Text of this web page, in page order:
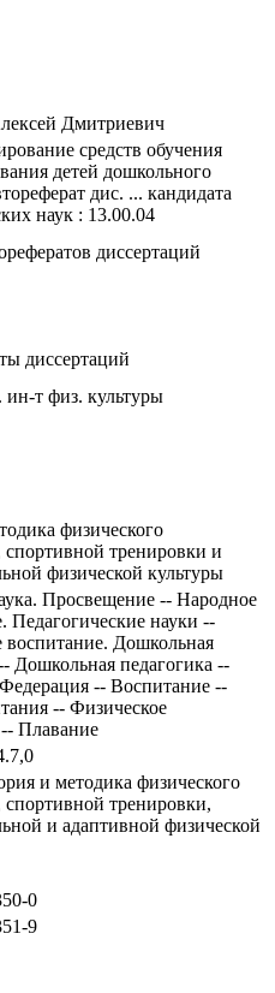
Дмитриевич
средств обучения
детей дошкольного
дис. ... кандидата
наук : 13.00.04
диссертаций
диссертаций
т физ. культуры
физического
спортивной тренировки и
физической культуры
Просвещение -- Народное
Педагогические науки --
воспитание. Дошкольная
Дошкольная педагогика --
-- Воспитание --
-- Физическое
Плавание
и методика физического
спортивной тренировки,
и адаптивной физической
0
9